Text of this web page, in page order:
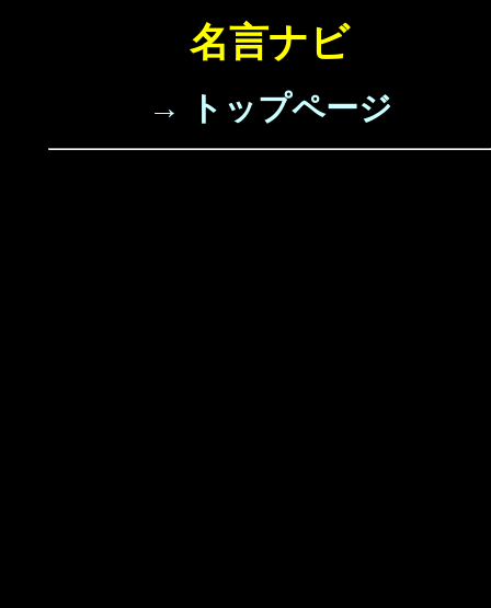
名言ナビ
→ トップページ